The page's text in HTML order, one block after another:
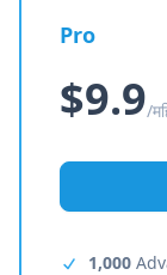
Pro
$9.9/
1,000